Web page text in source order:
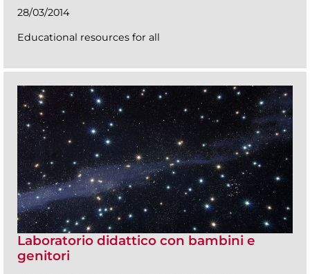
28/03/2014
Educational resources for all
Laboratorio didattico con bambini e
genitori